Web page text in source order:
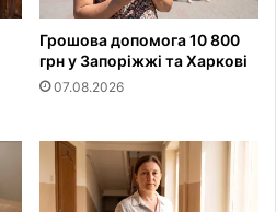
Грошова допомога 10 800
грн у Запоріжжі та Харкові
07.08.2026